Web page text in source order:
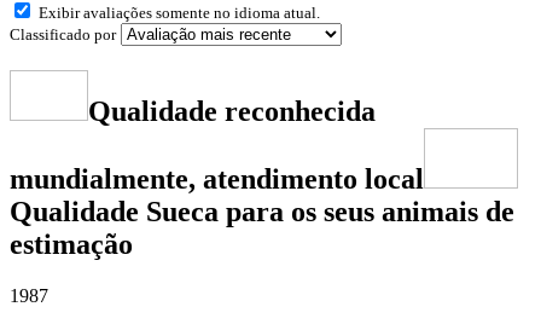
Exibir avaliações somente no idioma atual.
Classificado por
Qualidade reconhecida
mundialmente, atendimento local
Qualidade Sueca para os seus animais de
estimação
1987